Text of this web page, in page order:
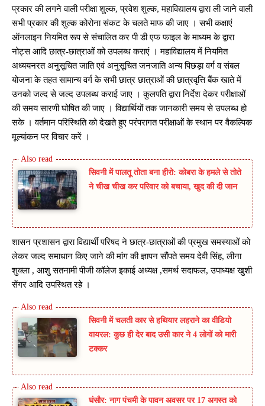
प्रकार की लगने वाली परीक्षा शुल्क, प्रवेश शुल्क, महाविद्यालय द्वारा ली जाने वाली
सभी प्रकार की शुल्क कोरोना संकट के चलते माफ की जाए । सभी कक्षाएं
ऑनलाइन नियमित रूप से संचालित कर पी डी एफ फाइल के माध्यम के द्वारा
नोट्स आदि छात्र-छात्राओं को उपलब्ध कराएं । महाविद्यालय में नियमित
अध्ययनरत अनुसूचित जाति एवं अनुसूचित जनजाति अन्य पिछड़ा वर्ग व संबल
योजना के तहत सामान्य वर्ग के सभी छात्र छात्राओं की छात्रवृत्ति बैंक खाते में
उनको जल्द से जल्द उपलब्ध कराई जाए । कुलपति द्वारा निर्देश देकर परीक्षाओं
की समय सारणी घोषित की जाए । विद्यार्थियों तक जानकारी समय से उपलब्ध हो
सके । वर्तमान परिस्थिति को देखते हुए परंपरागत परीक्षाओं के स्थान पर वैकल्पिक
मूल्यांकन पर विचार करें ।
सिवनी में पालतू तोता बना हीरो: कोबरा के हमले से तोते
ने चीख चीख कर परिवार को बचाया, खुद की दी जान
शासन प्रशासन द्वारा विद्यार्थी परिषद ने छात्र-छात्राओं की प्रमुख समस्याओं को
लेकर जल्द समाधान किए जाने की मांग की ज्ञापन सौंपते समय देवी सिंह, लीना
शुक्ला , आशु सतनामी पीजी कॉलेज इकाई अध्यक्ष ,समर्थ सदाफल, उपाध्यक्ष खुशी
सेंगर आदि उपस्थित रहे ।
सिवनी में चलती कार से हथियार लहराने का वीडियो
वायरल: कुछ ही देर बाद उसी कार ने 4 लोगों को मारी
टक्कर
घंसौर: नाग पंचमी के पावन अवसर पर 17 अगस्त को